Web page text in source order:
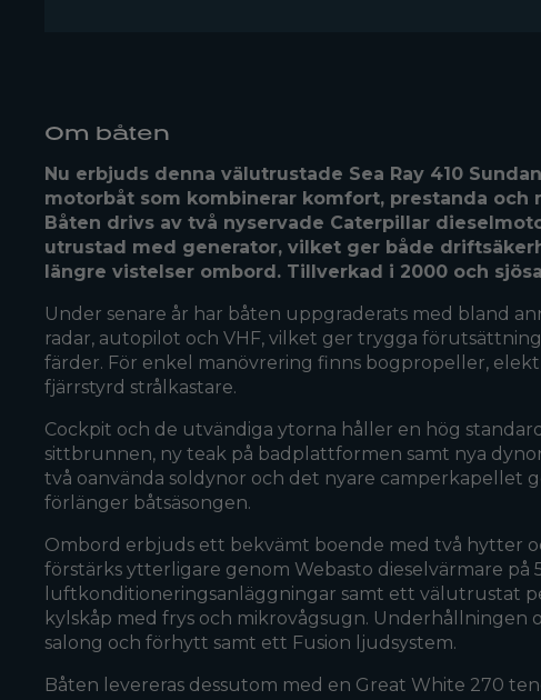
Om båten
Nu erbjuds denna välutrustade Sea Ray 410
motorbåt som kombinerar komfort, prestanda och
Båten drivs av två nyservade Caterpillar
utrustad med generator, vilket ger både
längre vistelser ombord. Tillverkad i 2000 och
Under senare år har båten uppgraderats med bland
radar, autopilot och VHF, vilket ger trygga
färder. För enkel manövrering finns bogpropeller,
fjärrstyrd strålkastare.
Cockpit och de utvändiga ytorna håller en hög
sittbrunnen, ny teak på badplattformen samt nya
två oanvända soldynor och det nyare camperkapellet
förlänger båtsäsongen.
Ombord erbjuds ett bekvämt boende med två hytter
förstärks ytterligare genom Webasto dieselvärmare på
luftkonditioneringsanläggningar samt ett välutrustat
kylskåp med frys och mikrovågsugn. Underhållningen
salong och förhytt samt ett Fusion ljudsystem.
Båten levereras dessutom med en Great White 270